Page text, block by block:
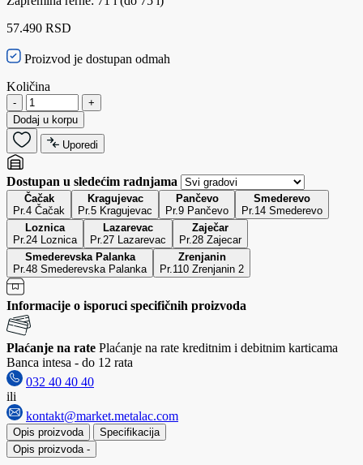
57.490 RSD
Proizvod je dostupan odmah
Količina
-
+
Dodaj u korpu
Uporedi
Dostupan u sledećim radnjama
Čačak
Pr.4 Čačak
Kragujevac
Pr.5 Kragujevac
Pančevo
Pr.9 Pančevo
Smederevo
Pr.14 Smederevo
Loznica
Pr.24 Loznica
Lazarevac
Pr.27 Lazarevac
Zaječar
Pr.28 Zajecar
Smederevska Palanka
Pr.48 Smederevska Palanka
Zrenjanin
Pr.110 Zrenjanin 2
Informacije o isporuci specifičnih proizvoda
Plaćanje na rate Plaćanje na rate kreditnim i debitnim karticama
Banca intesa - do 12 rata
032 40 40 40
ili
kontakt@market.metalac.com
Opis proizvoda
Specifikacija
Opis proizvoda -